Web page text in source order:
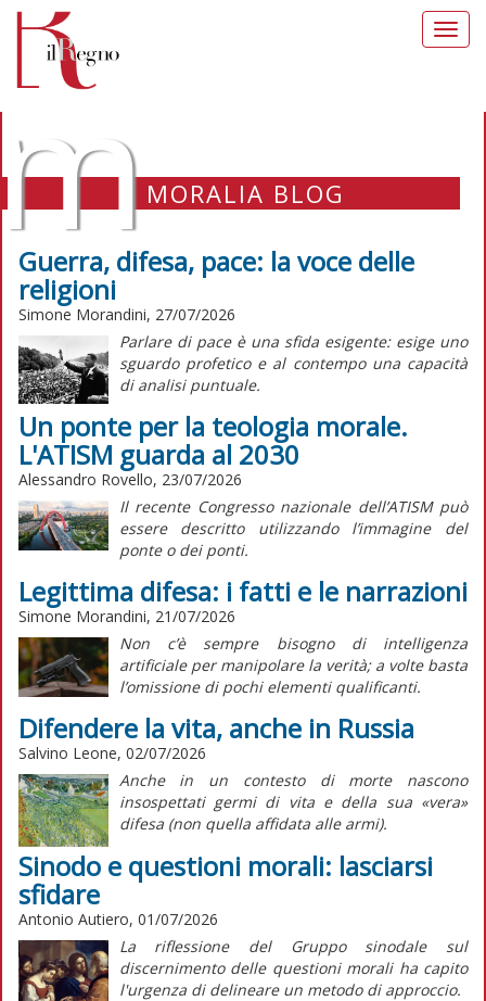
MORALIA BLOG
Guerra, difesa, pace: la voce delle
religioni
Simone Morandini, 27/07/2026
Parlare di pace è una sfida esigente: esige uno
sguardo profetico e al contempo una capacità
di analisi puntuale.
Un ponte per la teologia morale.
L'ATISM guarda al 2030
Alessandro Rovello, 23/07/2026
Il recente Congresso nazionale dell’ATISM può
essere descritto utilizzando l’immagine del
ponte o dei ponti.
Legittima difesa: i fatti e le narrazioni
Simone Morandini, 21/07/2026
Non c’è sempre bisogno di intelligenza
artificiale per manipolare la verità; a volte basta
l’omissione di pochi elementi qualificanti.
Difendere la vita, anche in Russia
Salvino Leone, 02/07/2026
Anche in un contesto di morte nascono
insospettati germi di vita e della sua «vera»
difesa (non quella affidata alle armi).
Sinodo e questioni morali: lasciarsi
sfidare
Antonio Autiero, 01/07/2026
La riflessione del Gruppo sinodale sul
discernimento delle questioni morali ha capito
l'urgenza di delineare un metodo di approccio.